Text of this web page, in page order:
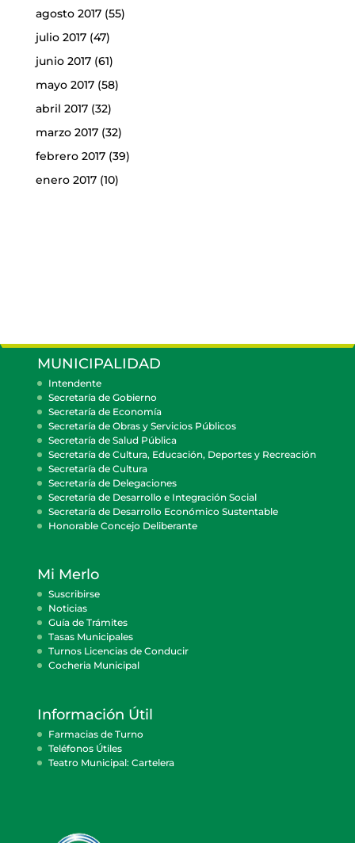
agosto 2017(55)
julio 2017(47)
junio 2017(61)
mayo 2017(58)
abril 2017(32)
marzo 2017(32)
febrero 2017(39)
enero 2017(10)
MUNICIPALIDAD
Intendente
Secretaría de Gobierno
Secretaría de Economía
Secretaría de Obras y Servicios Públicos
Secretaría de Salud Pública
Secretaría de Cultura, Educación, Deportes y Recreación
Secretaría de Cultura
Secretaría de Delegaciones
Secretaría de Desarrollo e Integración Social
Secretaría de Desarrollo Económico Sustentable
Honorable Concejo Deliberante
Mi Merlo
Suscribirse
Noticias
Guía de Trámites
Tasas Municipales
Turnos Licencias de Conducir
Cocheria Municipal
Información Útil
Farmacias de Turno
Teléfonos Útiles
Teatro Municipal: Cartelera